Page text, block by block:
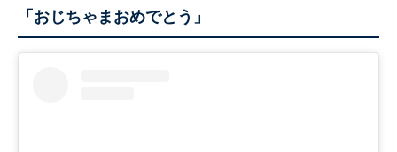
「おじちゃまおめでとう」